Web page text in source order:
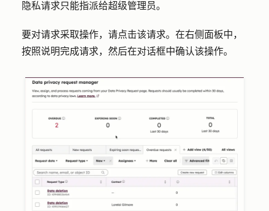
隐私请求只能指派给超级管理员。
要对请求采取操作，请点击该请求。在右侧面板中，
按照说明完成请求，然后在对话框中确认该操作。